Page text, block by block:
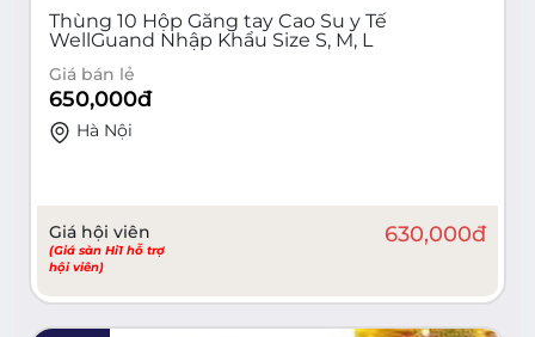
Thùng 10 Hộp Găng tay Cao Su y Tế
WellGuand Nhập Khẩu Size S, M, L
Giá bán lẻ
650,000đ
Hà Nội
Giá hội viên
(Giá sàn Hi1 hỗ trợ
hội viên)
630,000đ